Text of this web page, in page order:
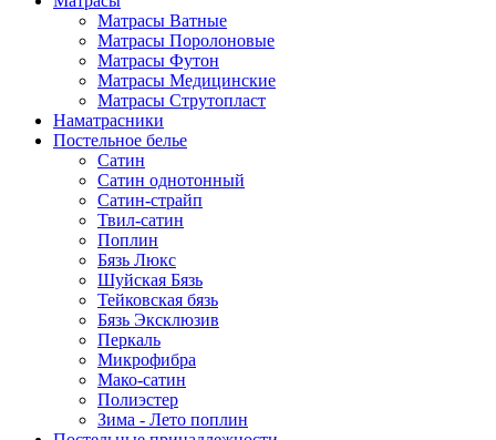
Матрасы Ватные
Матрасы Поролоновые
Матрасы Футон
Матрасы Медицинские
Матрасы Струтопласт
Наматрасники
Постельное белье
Сатин
Сатин однотонный
Сатин-страйп
Твил-сатин
Поплин
Бязь Люкс
Шуйская Бязь
Тейковская бязь
Бязь Эксклюзив
Перкаль
Микрофибра
Мако-сатин
Полиэстер
Зима - Лето поплин